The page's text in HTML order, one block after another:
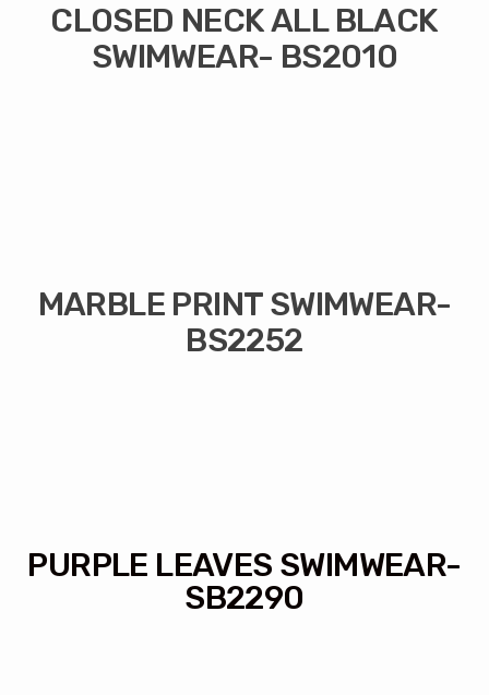
CLOSED NECK ALL BLACK
SWIMWEAR- BS2010
MARBLE PRINT SWIMWEAR-
BS2252
PURPLE LEAVES SWIMWEAR-
SB2290